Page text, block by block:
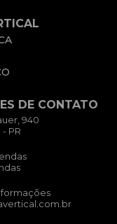
DE CONTATO
940
PR